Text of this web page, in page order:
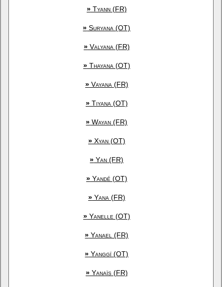
»Tyann (FR)
» Suryana (OT)
»Valyana (FR)
»Thayana (OT)
»Vayana (FR)
»Tiyana (OT)
» Wayan (FR)
»Xyan (OT)
» Yan (FR)
»Yandé (OT)
»Yana (FR)
»Yanelle (OT)
» Yanael (FR)
» Yanggï (OT)
»Yanaïs (FR)